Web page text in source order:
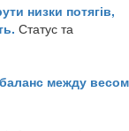
низки потягів,
Статус та
между весом